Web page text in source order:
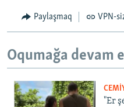
Paylaşmaq VPN-
Oqumağa devam
"Er